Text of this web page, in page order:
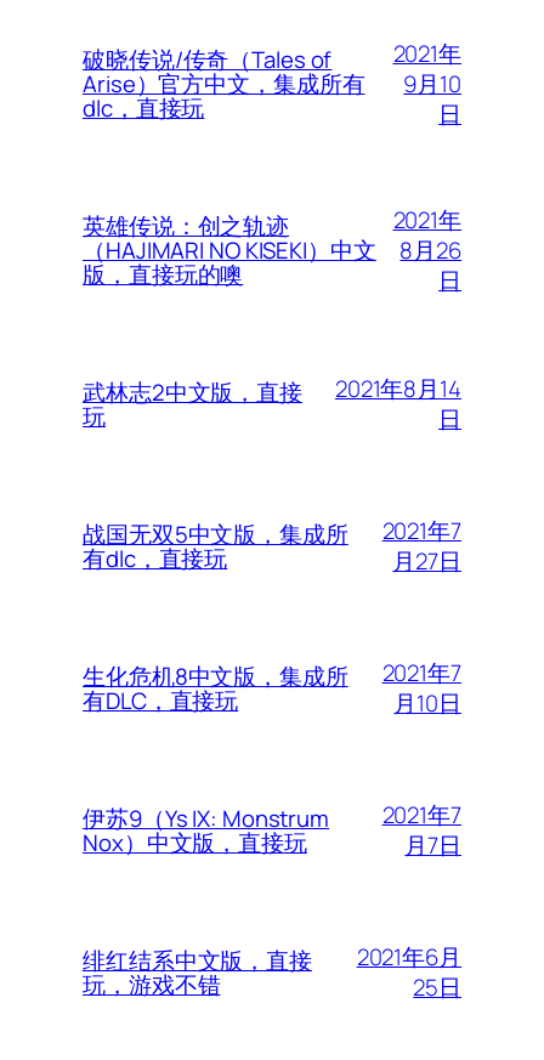
破晓传说/传奇（Tales of
Arise）官方中文，集成所有
dlc，直接玩
2021年
9月10
日
英雄传说：创之轨迹
（HAJIMARI NO KISEKI）中文
版，直接玩的噢
2021年
8月26
日
武林志2中文版，直接
玩
2021年8月14
日
战国无双5中文版，集成所
有dlc，直接玩
2021年7
月27日
生化危机8中文版，集成所
有DLC，直接玩
2021年7
月10日
伊苏9（Ys IX: Monstrum
Nox）中文版，直接玩
2021年7
月7日
绯红结系中文版，直接
玩，游戏不错
2021年6月
25日